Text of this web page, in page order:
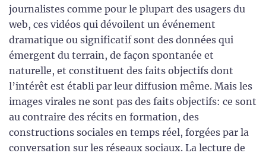
journalistes comme pour le plupart des usagers du
web, ces vidéos qui dévoilent un événement
dramatique ou significatif sont des données qui
émergent du terrain, de façon spontanée et
naturelle, et constituent des faits objectifs dont
l’intérêt est établi par leur diffusion même. Mais les
images virales ne sont pas des faits objectifs: ce sont
au contraire des récits en formation, des
constructions sociales en temps réel, forgées par la
conversation sur les réseaux sociaux. La lecture de